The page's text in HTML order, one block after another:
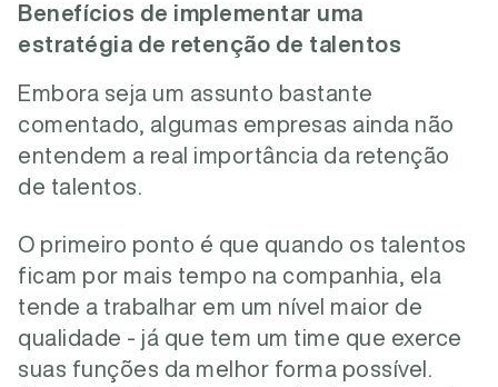
Benefícios de implementar uma
estratégia de retenção de talentos
Embora seja um assunto bastante
comentado, algumas empresas ainda não
entendem a real importância da retenção
de talentos.
O primeiro ponto é que quando os talentos
ficam por mais tempo na companhia, ela
tende a trabalhar em um nível maior de
qualidade - já que tem um time que exerce
suas funções da melhor forma possível.